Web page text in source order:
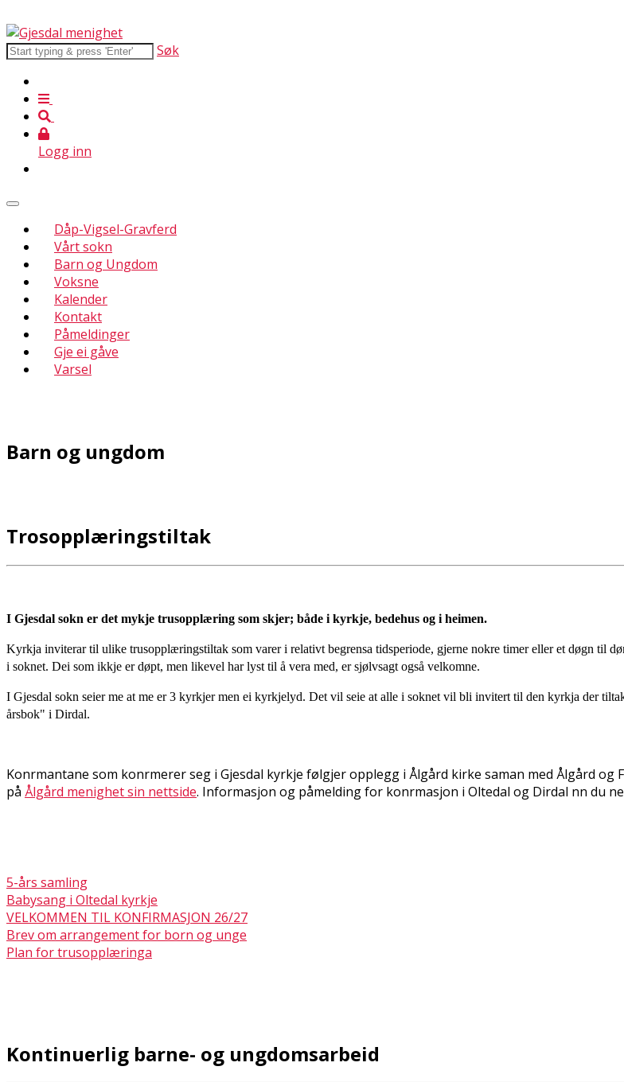
Søk
Logg inn
Dåp-Vigsel-Gravferd
Vårt sokn
Barn og Ungdom
Voksne
Kalender
Kontakt
Påmeldinger
Gje ei gåve
Varsel
Barn og ungdom
Trosopplæringstiltak
I Gjesdal sokn er det mykje trusopplæring som skjer; både i kyrkje, bedehus og i heimen.
Kyrkja inviterar til ulike trusopplæringstiltak som varer i relativt begrensa tidsperiode, gjerne nokre timer eller et døgn til
i soknet. Dei som ikkje er døpt, men likevel har lyst til å vera med, er sjølvsagt også velkomne.
I Gjesdal sokn seier me at me er 3 kyrkjer men ei kyrkjelyd. Det vil seie at alle i soknet vil bli invitert til den kyrkja der
årsbok" i Dirdal.
Konfirmantane som konfirmerer seg i Gjesdal kyrkje følgjer opplegg i Ålgård kirke saman med Ålgård
på Ålgård menighet sin nettside. Informasjon og påmelding for konfirmasjon i Oltedal og Dirdal finn du
5-års samling
Babysang i Oltedal kyrkje
VELKOMMEN TIL KONFIRMASJON 26/27
Brev om arrangement for born og unge
Plan for trusopplæringa
Kontinuerlig barne- og ungdomsarbeid